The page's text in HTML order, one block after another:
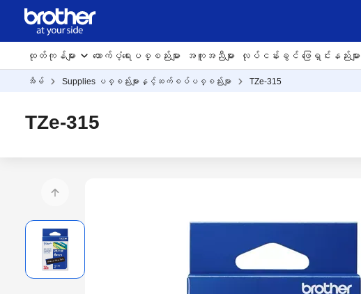
ထုတ်ကုန်များ ထောက်ပံ့ရေးပစ္စည်းများ အကူအညီများ လုပ်ငန်းခွင် ဖြေရှင်းနည်းများ
အိမ် Supplies ပစ္စည်းများနှင့်ဆက်စပ်ပစ္စည်းမျာ TZe-315
TZe-315